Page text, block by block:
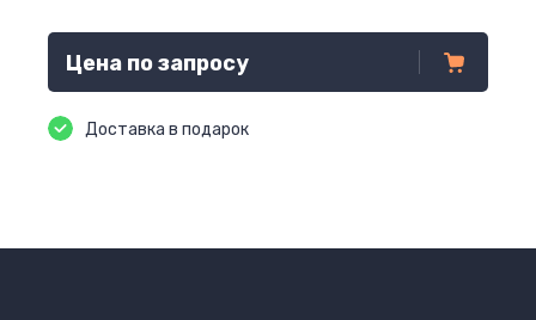
Цена по запросу
Доставка в подарок